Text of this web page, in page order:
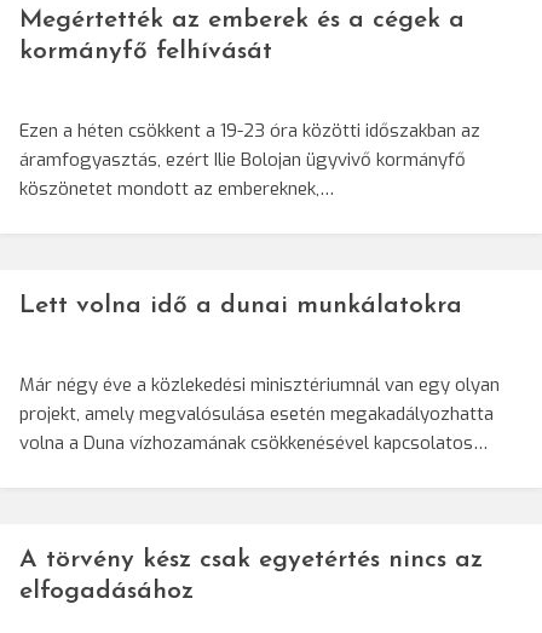
Megértették az emberek és a cégek a
kormányfő felhívását
Ezen a héten csökkent a 19-23 óra közötti időszakban az
áramfogyasztás, ezért Ilie Bolojan ügyvivő kormányfő
köszönetet mondott az embereknek,…
Lett volna idő a dunai munkálatokra
Már négy éve a közlekedési minisztériumnál van egy olyan
projekt, amely megvalósulása esetén megakadályozhatta
volna a Duna vízhozamának csökkenésével kapcsolatos…
A törvény kész csak egyetértés nincs az
elfogadásához